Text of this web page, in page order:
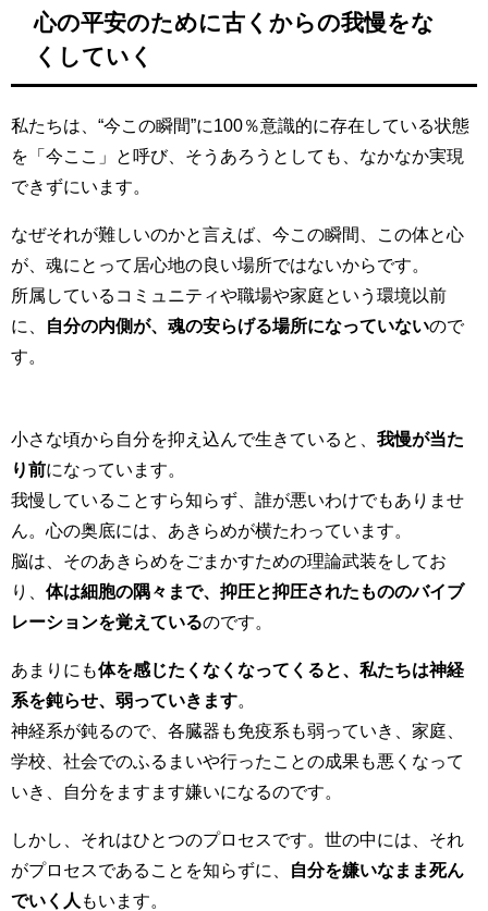
心の平安のために古くからの我慢をな
くしていく
私たちは、“今この瞬間”に100％意識的に存在している状態
を「今ここ」と呼び、そうあろうとしても、なかなか実現
できずにいます。
なぜそれが難しいのかと言えば、今この瞬間、この体と心
が、魂にとって居心地の良い場所ではないからです。
所属しているコミュニティや職場や家庭という環境以前
に、
自分の内側が、魂の安らげる場所になっていないので
す。
小さな頃から自分を抑え込んで生きていると、 我慢が当た
り前になっています。
我慢していることすら知らず、誰が悪いわけでもありませ
ん。心の奥底には、あきらめが横たわっています。
脳は、そのあきらめをごまかすための理論武装をしてお
り、 体は細胞の隅々まで、抑圧と抑圧されたもののバイブ
レーションを覚えているのです。
あまりにも体を感じたくなくなってくると、私たちは神経
系を鈍らせ、弱っていきます
神経系が鈍るので、各臓器も免疫系も弱っていき、家庭、
学校、社会でのふるまいや行ったことの成果も悪くなって
いき、自分をますます嫌いになるのです。
しかし、それはひとつのプロセスです。 世の中には、それ
がプロセスであることを知らずに、
自分を嫌いなまま死ん
でいく人 もいます。